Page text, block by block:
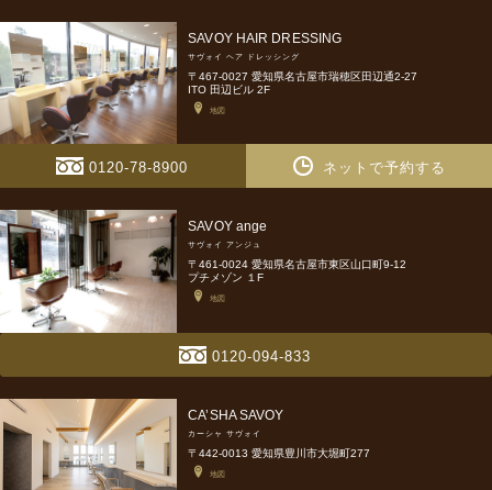
SAVOY HAIR DRESSING
サヴォイ ヘア ドレッシング
〒467-0027 愛知県名古屋市瑞穂区田辺通2-27
ITO 田辺ビル 2F
地図
0120-78-8900 ネットで予約する
SAVOY ange
サヴォイ アンジュ
〒461-0024 愛知県名古屋市東区山口町9-12
プチメゾン １F
地図
0120-094-833
CA’SHA SAVOY
カーシャ サヴォイ
〒442-0013 愛知県豊川市大堀町277
地図